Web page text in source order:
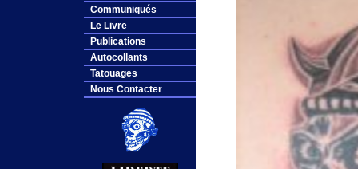
Communiqués
Le Livre
Publications
Autocollants
Tatouages
Nous Contacter